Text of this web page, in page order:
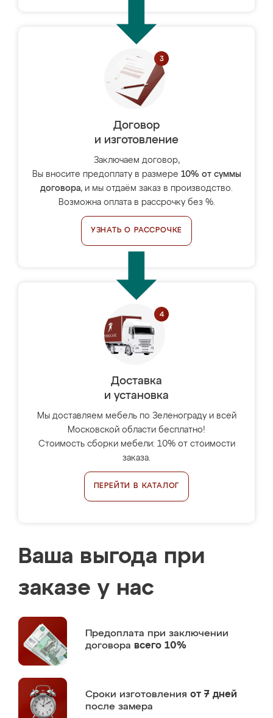
Договор
и изготовление
Заключаем договор,
Вы вносите предоплату в размере 10% от суммы
договора, и мы отдаём заказ в производство.
Возможна оплата в рассрочку без %.
УЗНАТЬ О РАССРОЧКЕ
Доставка
и установка
Мы доставляем мебель по Зеленограду и всей
Московской области бесплатно!
Стоимость сборки мебели: 10% от стоимости
заказа.
ПЕРЕЙТИ В КАТАЛОГ
Ваша выгода при
заказе у нас
Предоплата при заключении
договора всего 10%
Сроки изготовления от 7 дней
после замера